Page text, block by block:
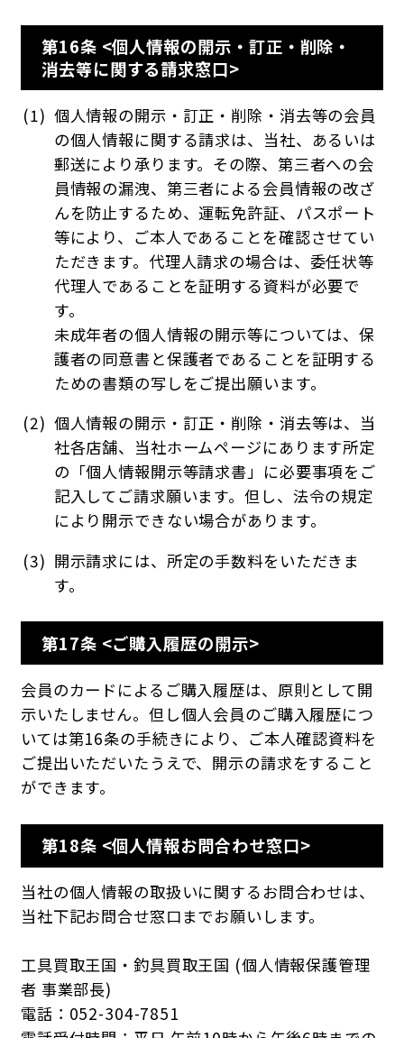
第16条 <個人情報の開示・訂正・削除・
消去等に関する請求窓口>
個人情報の開示・訂正・削除・消去等の会員
の個人情報に関する請求は、当社、あるいは
郵送により承ります。その際、第三者への会
員情報の漏洩、第三者による会員情報の改ざ
んを防止するため、運転免許証、パスポート
等により、ご本人であることを確認させてい
ただきます。代理人請求の場合は、委任状等
代理人であることを証明する資料が必要で
す。
未成年者の個人情報の開示等については、保
護者の同意書と保護者であることを証明する
ための書類の写しをご提出願います。
個人情報の開示・訂正・削除・消去等は、当
社各店舗、当社ホームページにあります所定
の「個人情報開示等請求書」に必要事項をご
記入してご請求願います。但し、法令の規定
により開示できない場合があります。
開示請求には、所定の手数料をいただきま
す。
第17条 <ご購入履歴の開示>
会員のカードによるご購入履歴は、原則として開
示いたしません。但し個人会員のご購入履歴につ
いては第16条の手続きにより、ご本人確認資料を
ご提出いただいたうえで、開示の請求をすること
ができます。
第18条 <個人情報お問合わせ窓口>
当社の個人情報の取扱いに関するお問合わせは、
当社下記お問合せ窓口までお願いします。
工具買取王国・釣具買取王国 (個人情報保護管理
者 事業部長)
電話：052-304-7851